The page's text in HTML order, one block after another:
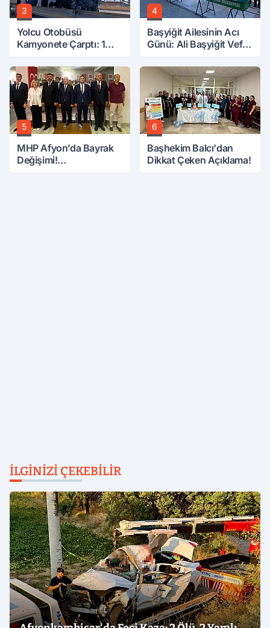
3
Yolcu Otobüsü
Kamyonete Çarptı: 1
4
Başyiğit Ailesinin Acı
Günü: Ali Başyiğit Vefat
5
MHP Afyon’da Bayrak
Değişimi!
6
Başhekim Balcı'dan
Dikkat Çeken Açıklama!
İLGINIZI ÇEKEBILIR